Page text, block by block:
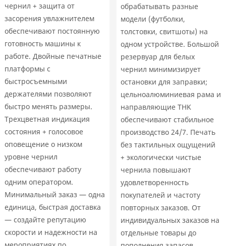
чернил + защита от
засорения увлажнителем
обеспечивают постоянную
готовность машины к
работе. Двойные печатные
платформы с
быстросъемными
держателями позволяют
быстро менять размеры.
Трехцветная индикация
состояния + голосовое
оповещение о низком
уровне чернил
обеспечивают работу
одним оператором.
Минимальный заказ — одна
единица, быстрая доставка
— создайте репутацию
скорости и надежности на
обрабатывать разные
модели (футболки,
толстовки, свитшоты) на
одном устройстве. Большой
резервуар для белых
чернил минимизирует
остановки для заправки;
цельноалюминиевая рама и
направляющие THK
обеспечивают стабильное
производство 24/7. Печать
без тактильных ощущений
+ экологически чистые
чернила повышают
удовлетворенность
покупателей и частоту
повторных заказов. От
индивидуальных заказов на
отдельные товары до